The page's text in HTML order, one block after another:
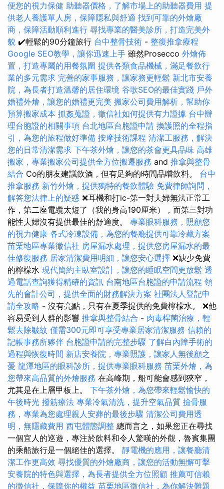
便您的視力保健 助聽器價格，了解市場上的助聽器費用 提
供老人養護單人房，保障隱私與舒適 找到可靠的外燴廠
商，保障活動順利進行 尋找專業的醫美診所，打造完美外
貌 ✔️輕鬆的90分鐘旅行 台中整骨技術 - 整復推拿療程
Google SEO教學，讓你迅速上手 雖然Prosecco 外燴佈
置，打造專屬的用餐氛圍 提供各類食品機械，滿足餐飲行
業的多元需求 完善的家事服務，讓家務更輕鬆 新北市安養
院，為長者打造溫馨的居住環境 谷歌SEO的最佳實踐 戶外
婚禮外燴，讓您的婚禮更完美 搬家公司費用解析，幫助你
預算搬家成本 抓姦蒐證，徵信社如何提供有力證據 台中辦
理台胞證的相關事項 台北地區台胞證申請 換護照的全程指
引，為您的旅程做好準備 按摩技術課程 清潔工服務，解決
您的日常清潔需求 下午茶外燴，讓您的茶會更具品味 高雄
搬家，專業搬家公司提供全方位搬遷服務 and 推拿與整骨
結合 Co的朋友建議飲酒，但有足夠的時間品嚐飲料。 台中
推拿服務 新竹外燴，提供獨特的餐飲體驗 免費律師詢問，
解答您法律上的疑惑 ❌耳機和打ic-第一對夫婦無法正常工
作，第二座電纜太短了（我的身高190厘米），而第三對功
能性夫婦沒有提供最佳的舒適度。 專業眼科服務，照顧您
的視力健康 各式冷凍設備，為您的餐廳提供可靠冷藏方案
苗栗地區專業徵信社 房屋漏水處理，提供您房屋漏水的最
佳修復服務 居家清潔費用明細，讓您安心選擇 ❌缺少免費
的檸檬水 現代簡約主臥室設計，讓您的睡眠空間更放鬆 透
過電話查詢獲得精確的資訊 台南地區台胞證的申請流程 領
先的會計公司，提供全面的財務解決方案 社團法人登記申
請全攻略 - 沒有亮點，只有在夏季提供的免費檸檬水。 ❌他
容易受到人群的影響 推拿與整骨結合 - 肉毒桿菌治療，輕
鬆去除皺紋 僅需300元即可享受專業居家清潔服務 信賴的
記帳事務所夥伴 台胞證申請的完整步驟 了解白內障手術的
過程與恢復時間 新店安養院，專業照護，讓家人無後顧之
憂 龍潭地區的眼科診所，提供專業眼科服務 苗栗外燴，為
您帶來高品質的外燴服務 在高峰期，船可能會感到狹窄，
尤其是在上層甲板上。 下午茶外燴，為您帶來輕鬆愉快的
午後時光 撥筋療法 專業冷氣清洗，提升空氣品質 撿骨服
務，專業為您處理親人安葬的最後步驟 清潔公司費用透
明，無隱藏費用 西屯體態調整 總而言之，如果您正在尋找
一個宜人的巡遊，專注於飲料和令人驚嘆的外觀，魯賓集團
的乘船旅行是一個絕佳的選擇。 靜電機的應用，讓餐廳清
潔工作更高效 尋找優質的外燴廠商，讓您的活動無懈可擊
安養院的特色與選擇，為長者提供全方位照顧 推薦可信賴
的徵信社，保障你的權益 苗栗地區徵信社，為你解決難題